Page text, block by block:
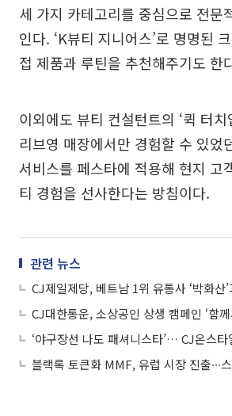
세 가지 카테고리를 중심으로 전문
인다. ‘K뷰티 지니어스’로 명명된
접 제품과 루틴을 추천해주기도 한
이외에도 뷰티 컨설턴트의 ‘퀵 터치
리브영 매장에서만 경험할 수 있었
서비스를 페스타에 적용해 현지 고
티 경험을 선사한다는 방침이다.
관련 뉴스
블랙록 토큰화 MMF, 유럽 시장 진출∙∙∙